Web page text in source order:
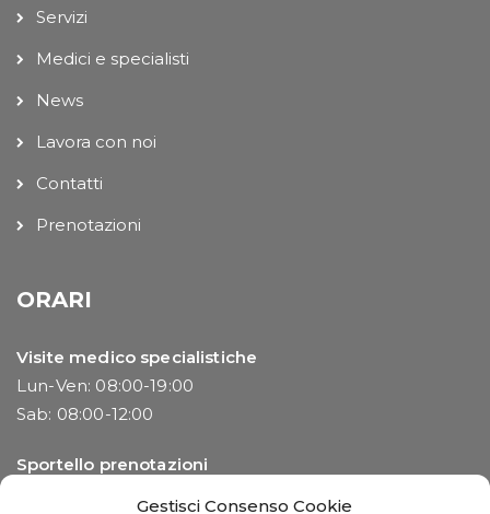
Gestisci Consenso Cookie
Servizi
Medici e specialisti
News
Lavora con noi
Contatti
Prenotazioni
ORARI
Visite medico specialistiche
Lun-Ven: 08:00-19:00
Sab: 08:00-12:00
Sportello prenotazioni